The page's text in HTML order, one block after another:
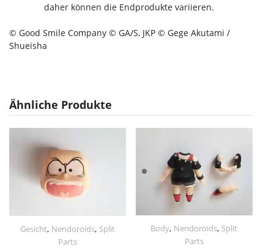
daher können die Endprodukte variieren.
© Good Smile Company © GA/S, JKP © Gege Akutami /
Shueisha
Ähnliche Produkte
Gesicht, Nendoroids, Split
Parts
Body, Nendoroids, Split
Parts